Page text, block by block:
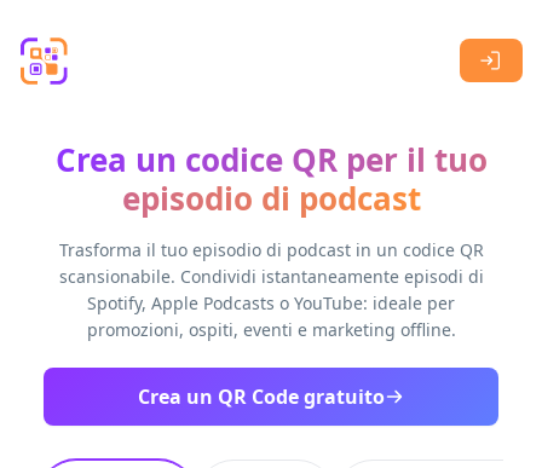
Crea un codice QR per il tuo
episodio di podcast
Trasforma il tuo episodio di podcast in un codice QR
scansionabile. Condividi istantaneamente episodi di
Spotify, Apple Podcasts o YouTube: ideale per
promozioni, ospiti, eventi e marketing offline.
Crea un QR Code gratuito